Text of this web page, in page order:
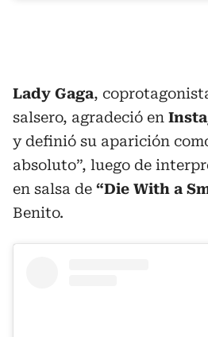
Lady Gaga,
salsero, agradeció en
y definió su aparición
absoluto”, luego de
en salsa de “Die With a
Benito.